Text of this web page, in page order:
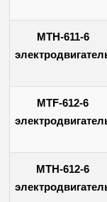
МТН-611-6
MTF-612-6
МТН-612-6